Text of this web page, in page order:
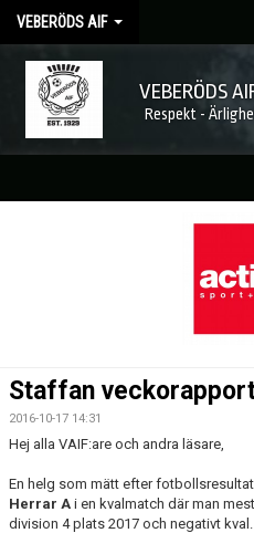
VEBERÖDS AIF
VEBERÖDS
Respekt -
FÖRENINGEN
SPONSORER
Staffan
2016-10-17 14:31
Hej alla VAIF:are och andra läsare,
En helg som mätt efter
Herrar A i en kvalmatch där man
division 4 plats 2017 och negativt